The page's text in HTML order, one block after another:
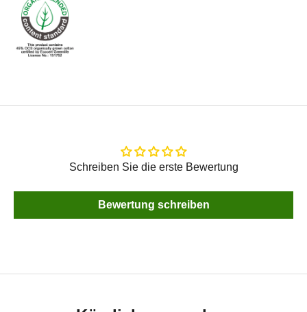
Schreiben Sie die erste Bewertung
Bewertung schreiben